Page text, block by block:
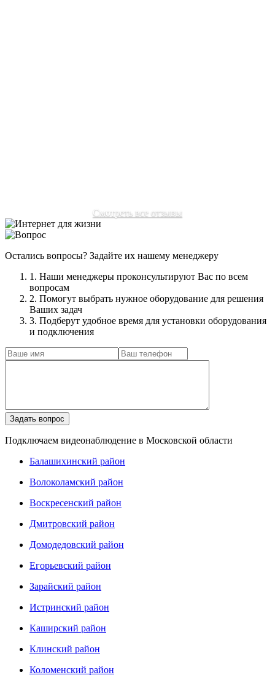
Смотреть все отзывы
Остались вопросы? Задайте их нашему менеджеру
1. Наши менеджеры проконсультируют Вас по всем
вопросам
2. Помогут выбрать нужное оборудование для решения
Ваших задач
3. Подберут удобное время для установки оборудования
и подключения
Подключаем видеонаблюдение в Московской области
Балашихинский район
Волоколамский район
Воскресенский район
Дмитровский район
Домодедовский район
Егорьевский район
Зарайский район
Истринский район
Каширский район
Клинский район
Коломенский район